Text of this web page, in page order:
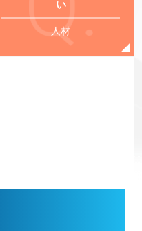
い
人材